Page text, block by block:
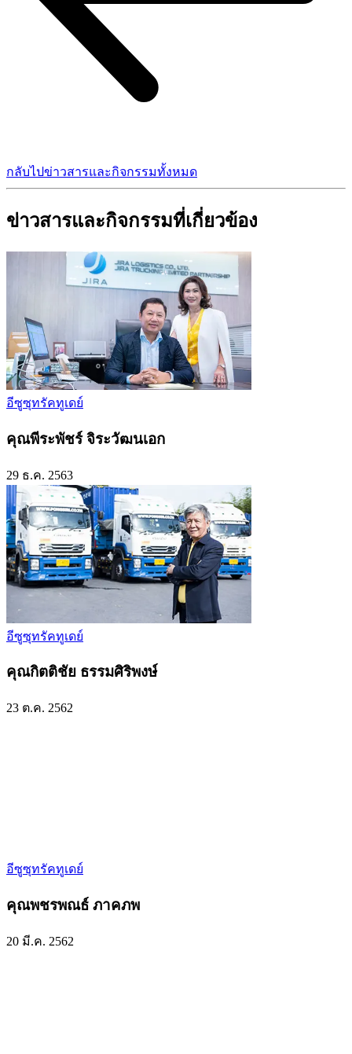
กลับไปข่าวสารและกิจกรรมทั้งหมด
ข่าวสารและกิจกรรมที่เกี่ยวข้อง
อีซูซุทรัคทูเดย์
คุณพีระพัชร์ จิระวัฒนเอก
29 ธ.ค. 2563
อีซูซุทรัคทูเดย์
คุณกิตติชัย ธรรมศิริพงษ์
23 ต.ค. 2562
อีซูซุทรัคทูเดย์
คุณพชรพณธ์ ภาคภพ
20 มี.ค. 2562